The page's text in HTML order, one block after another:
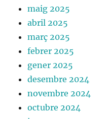
maig 2025
abril 2025
març 2025
febrer 2025
gener 2025
desembre 2024
novembre 2024
octubre 2024